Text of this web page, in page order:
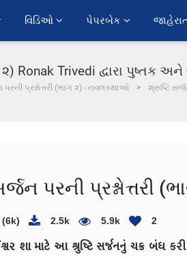
વિડિઓ પેપરબેક
Ronak Trivedi દ્વારા પુષ્તક અને
પરની પ્રશ્નોત્તરી (ભાગ ૨) - નવલકથાઓ શ્રુષ્ટિ
પરની પ્રશ્નોત્તરી
(6k) 2.5k 5.9k 2
શા માટે આ શ્રુષ્ટિ સર્જનનું ચક્ર બંધ